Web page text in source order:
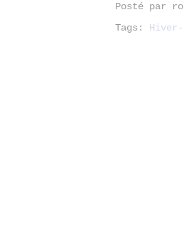
Posté par
Tags: Hiver-